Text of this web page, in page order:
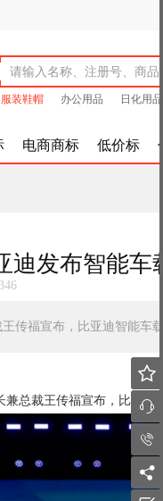
服装鞋帽 办公用品 日化用品
电商商标 低价标
迪发布智能车
传福宣布，比亚迪智能
总裁王传福宣布，比亚迪



